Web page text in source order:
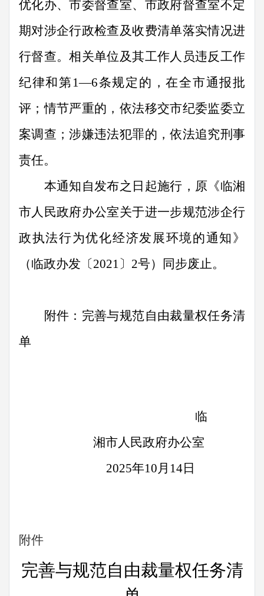
优化办、市委督查室、 市政府督查室不定
期对涉企行政检查及收费清单落实情况进
行督查。相关单位及其工作人员违反工作
纪律和第 1—6条规定的，在全市通报批
评；情节严重的，依法移交市纪委监委立
案调查；涉嫌违法犯罪的，依法追究刑事
责任。
本通知自发布之日起施行，原《临湘
市人民政府办公室关于进一步规范涉企行
政执法行为优化经济发展环境的通知 》
（临政办发〔2021〕 2号）同步废止。
附件：完善与规范自由裁量权任务清
单
临
湘市人民政府办公室
2025年10月 14日
附件
完善与规范自由裁量权任务清